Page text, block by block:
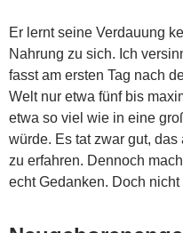
Er lernt seine Verdauung
Nahrung zu sich. Ich
fasst am ersten Tag nach
Welt nur etwa fünf bis
etwa so viel wie in eine
würde. Es tat zwar gut,
zu erfahren. Dennoch
echt Gedanken. Doch